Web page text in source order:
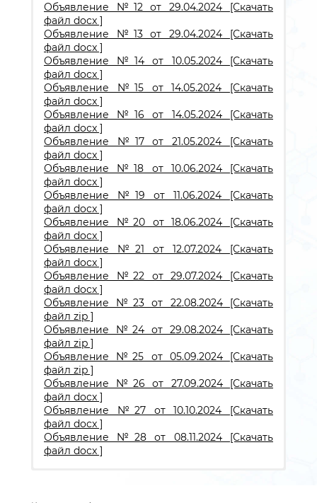
Объявление №12 от 29.04.2024 [Скачать
файл docx ]
Объявление №13 от 29.04.2024 [Скачать
файл docx ]
Объявление №14 от 10.05.2024 [Скачать
файл docx ]
Объявление №15 от 14.05.2024 [Скачать
файл docx ]
Объявление №16 от 14.05.2024 [Скачать
файл docx ]
Объявление №17 от 21.05.2024 [Скачать
файл docx ]
Объявление №18 от 10.06.2024 [Скачать
файл docx ]
Объявление №19 от 11.06.2024 [Скачать
файл docx ]
Объявление №20 от 18.06.2024 [Скачать
файл docx ]
Объявление №21 от 12.07.2024 [Скачать
файл docx ]
Объявление №22 от 29.07.2024 [Скачать
файл docx ]
Объявление №23 от 22.08.2024 [Скачать
файл zip ]
Объявление №24 от 29.08.2024 [Скачать
файл zip ]
Объявление №25 от 05.09.2024 [Скачать
файл zip ]
Объявление №26 от 27.09.2024 [Скачать
файл docx ]
Объявление №27 от 10.10.2024 [Скачать
файл docx ]
Объявление №28 от 08.11.2024 [Скачать
файл docx ]